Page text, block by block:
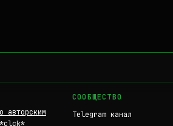
авторским
*clck*
СООБЩЕСТВО
Telegram канал